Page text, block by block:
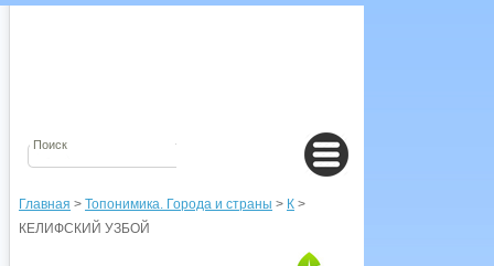
Главная > Топонимика. Города и страны > К >
КЕЛИФСКИЙ УЗБОЙ